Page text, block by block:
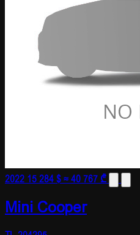
2022 15 284 $≈ 40 767 ₾
Mini Cooper